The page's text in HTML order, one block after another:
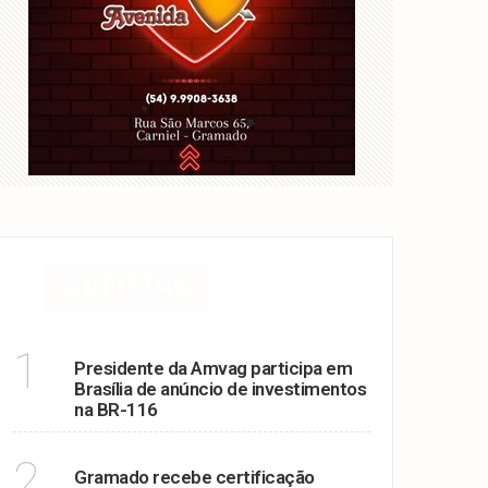
visitantes
1
Presidente da Amvag participa em
Brasília de anúncio de investimentos
na BR-116
Gramado recebe certificação